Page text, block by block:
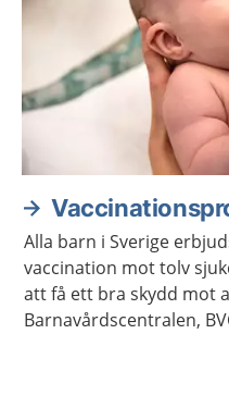
Alla barn i Sverige
vaccination mot tolv
att få ett bra skydd mot
Barnavårdscentralen,